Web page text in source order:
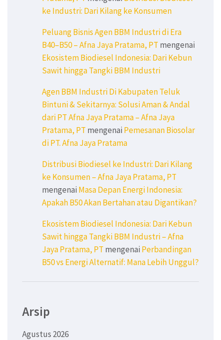
ke Industri: Dari Kilang ke Konsumen
Peluang Bisnis Agen BBM Industri di Era
B40–B50 – Afna Jaya Pratama, PT mengenai
Ekosistem Biodiesel Indonesia: Dari Kebun
Sawit hingga Tangki BBM Industri
Agen BBM Industri Di Kabupaten Teluk
Bintuni & Sekitarnya: Solusi Aman & Andal
dari PT Afna Jaya Pratama – Afna Jaya
Pratama, PT mengenai Pemesanan Biosolar
di PT. Afna Jaya Pratama
Distribusi Biodiesel ke Industri: Dari Kilang
ke Konsumen – Afna Jaya Pratama, PT
mengenai Masa Depan Energi Indonesia:
Apakah B50 Akan Bertahan atau Digantikan?
Ekosistem Biodiesel Indonesia: Dari Kebun
Sawit hingga Tangki BBM Industri – Afna
Jaya Pratama, PT mengenai Perbandingan
B50 vs Energi Alternatif: Mana Lebih Unggul?
Arsip
Agustus 2026